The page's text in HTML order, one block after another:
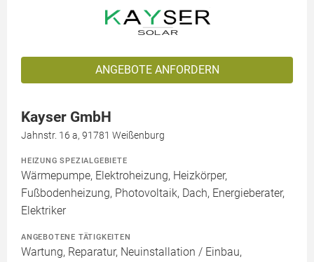
ANGEBOTE ANFORDERN
Kayser GmbH
Jahnstr. 16 a, 91781 Weißenburg
HEIZUNG SPEZIALGEBIETE
Wärmepumpe, Elektroheizung, Heizkörper,
Fußbodenheizung, Photovoltaik, Dach, Energieberater,
Elektriker
ANGEBOTENE TÄTIGKEITEN
Wartung, Reparatur, Neuinstallation / Einbau,